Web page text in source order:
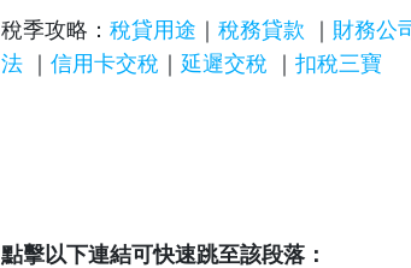
稅季攻略： 稅貸用途 ｜ 稅務貸款 ｜ 財務公
法 ｜ 信用卡交稅 ｜ 延遲交稅 ｜ 扣稅三寶
點擊以下連結可快速跳至該段落：